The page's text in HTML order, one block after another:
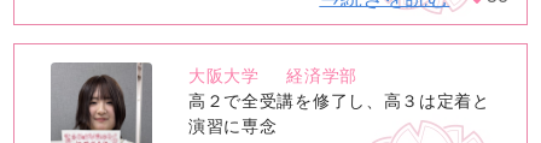
no
image
大阪大学
経済学部
高２で全受講を修了し、高３は定着と
演習に専念